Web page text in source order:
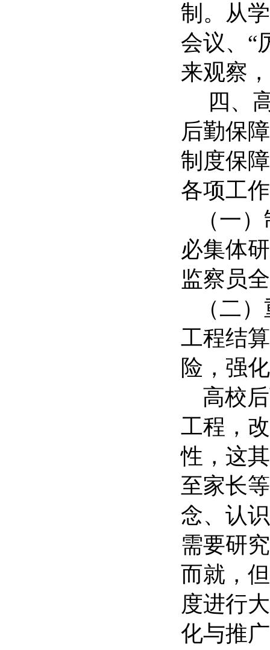
制。从
会议、“
来观察
四、高
后勤保
制度保
各项工
（一）
必集体
监察员
（二）
工程结
险，强
高校后
工程，
性，这
至家长
念、认
需要研
而就，
度进行
化与推